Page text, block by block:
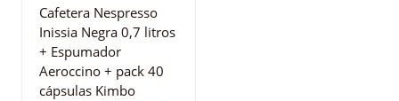
Cafetera Nespresso
Inissia Negra 0,7 litros
+ Espumador
Aeroccino + pack 40
cápsulas Kimbo